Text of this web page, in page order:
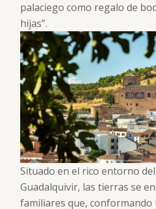
palaciego como regalo de
hijas”.
Situado en el rico entorno
Guadalquivir, las tierras se
familiares que, conformando